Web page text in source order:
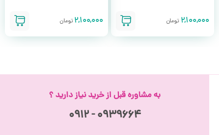
2,100,000 تومان 2,100,000 تومان
به مشاوره قبل از خرید نیاز دارید ؟
۰۹۳۹۶۶۴ - ۰۹۱۲